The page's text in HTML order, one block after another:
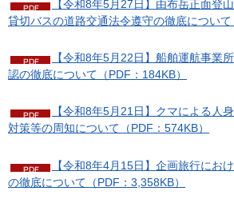
【令和8年5月27日】由布岳正面登
貸切バスの道路交通法令遵守の徹底について
【令和8年5月22日】船舶運航事業
認の徹底について（PDF：184KB）
【令和8年5月21日】クマによる人
対策等の周知について（PDF：574KB）
【令和8年4月15日】企画旅行にお
の徹底について（PDF：3,358KB）